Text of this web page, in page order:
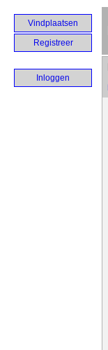
Vindplaatsen
Registreer
Inloggen